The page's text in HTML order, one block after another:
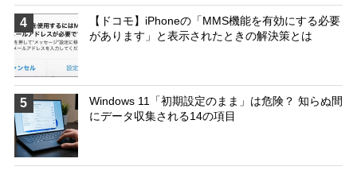
4
【ドコモ】iPhoneの「MMS機能を有効にする必要
があります」と表示されたときの解決策とは
5
Windows 11「初期設定のまま」は危険？ 知らぬ間
にデータ収集される14の項目